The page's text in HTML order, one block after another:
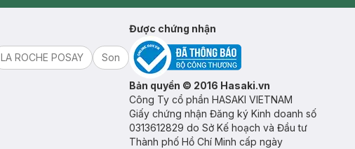
LA ROCHE POSAY
Son
Được chứng nhận
Bản quyền © 2016 Hasaki.vn
Công Ty cổ phần HASAKI VIETNAM
Giấy chứng nhận Đăng ký Kinh doanh số
0313612829 do Sở Kế hoạch và Đầu tư
Thành phố Hồ Chí Minh cấp ngày